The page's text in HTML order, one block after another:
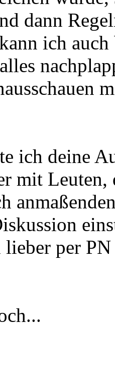
dann
ich
ich deine
mit
per